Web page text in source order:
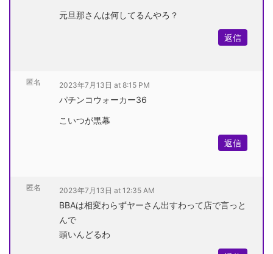
元旦那さんは何してるんやろ？
返信
匿名 2023年7月13日 at 8:15 PM
パチンコウォーカー36
こいつが黒幕
返信
匿名 2023年7月13日 at 12:35 AM
BBAは相変わらずヤーさん出すわって店で言っと
んで
頭いんどるわ